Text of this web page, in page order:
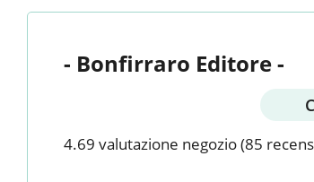
- Bonfirraro Editore -
4.69 valutazione negozio(85